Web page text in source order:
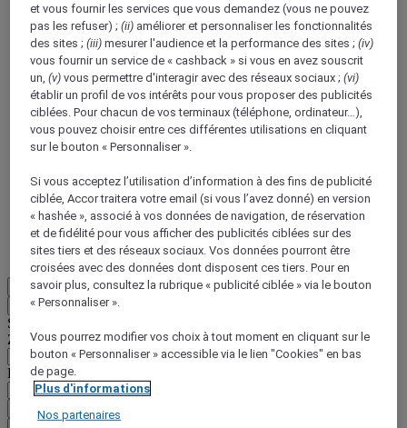
ALL Accor+ Voyager
+30 marques
DÉCOUVRIR
Plus
Retour
Sélectionnez votre zone et votre langue ci-dessous
Zone géographique
Pays/Région - Langue
Valider votre zone et votre langue
et vous fournir les services que vous demandez (vous ne pouvez
pas les refuser) ;(ii) améliorer et personnaliser les fonctionnalités
des sites ;(iii) mesurer l'audience et la performance des sites ;(iv)
vous fournir un service de « cashback » si vous en avez souscrit
un,(v) vous permettre d'interagir avec des réseaux sociaux ;(vi)
établir un profil de vos intérêts pour vous proposer des publicités
ciblées. Pour chacun de vos terminaux (téléphone, ordinateur…),
vous pouvez choisir entre ces différentes utilisations en cliquant
sur le bouton « Personnaliser ».
Si vous acceptez l’utilisation d’information à des fins de publicité
ciblée, Accor traitera votre email (si vous l’avez donné) en version
« hashée », associé à vos données de navigation, de réservation
et de fidélité pour vous afficher des publicités ciblées sur des
sites tiers et des réseaux sociaux. Vos données pourront être
croisées avec des données dont disposent ces tiers. Pour en
savoir plus, consultez la rubrique « publicité ciblée » via le bouton
« Personnaliser ».
Vous pourrez modifier vos choix à tout moment en cliquant sur le
bouton « Personnaliser » accessible via le lien "Cookies" en bas
de page.
Plus d'informations
Nos partenaires